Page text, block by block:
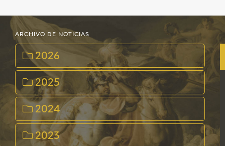
ARCHIVO DE NOTICIAS
2026
2025
2024
2023